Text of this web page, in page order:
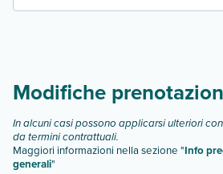
Modifiche
In alcuni casi possono applicarsi ulteriori
da termini contrattuali.
Maggiori informazioni nella sezione "Info
generali"